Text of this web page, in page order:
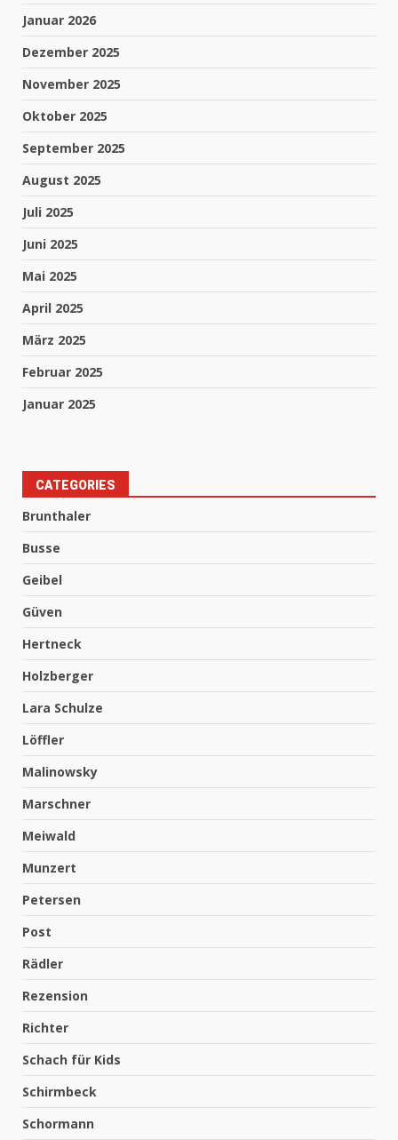
Januar 2026
Dezember 2025
November 2025
Oktober 2025
September 2025
August 2025
Juli 2025
Juni 2025
Mai 2025
April 2025
März 2025
Februar 2025
Januar 2025
CATEGORIES
Brunthaler
Busse
Geibel
Güven
Hertneck
Holzberger
Lara Schulze
Löffler
Malinowsky
Marschner
Meiwald
Munzert
Petersen
Post
Rädler
Rezension
Richter
Schach für Kids
Schirmbeck
Schormann